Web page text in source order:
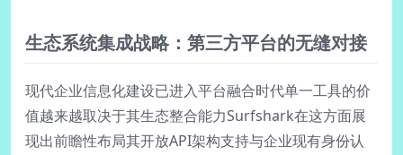
生态系统集成战略：第三方平台的无缝对接
现代企业信息化建设已进入平台融合时代单一工具的价
值越来越取决于其生态整合能力Surfshark在这方面展
现出前瞻性布局其开放API架构支持与企业现有身份认